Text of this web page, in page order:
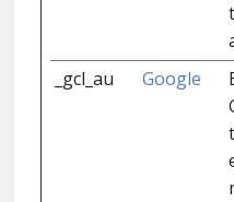
_gcl_au Google